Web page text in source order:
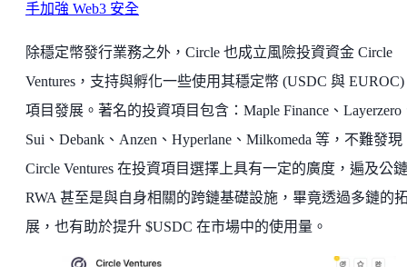
手加強 Web3 安全
除穩定幣發行業務之外，Circle 也成立風險投資資金 Circle
Ventures，支持與孵化一些使用其穩定幣 (USDC 與
項目發展。著名的投資項目包含：Maple Finance、Layerzero
Sui、Debank、Anzen、Hyperlane、Milkomeda 等，不難發現
Circle Ventures 在投資項目選擇上具有一定的廣度，遍及公
RWA 甚至是與自身相關的跨鏈基礎設施，畢竟透過多鏈的
展，也有助於提升 $USDC 在市場中的使用量。